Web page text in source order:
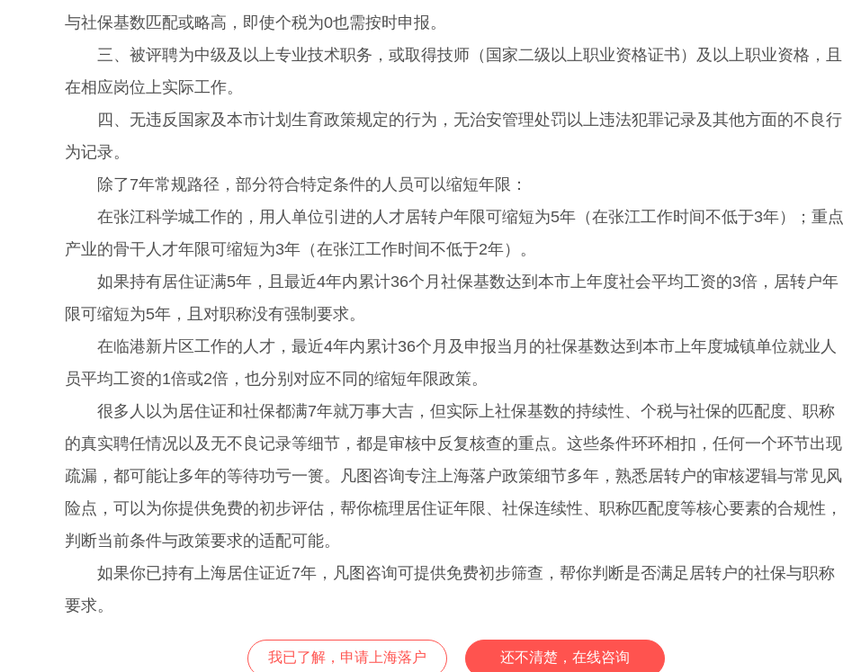
与社保基数匹配或略高，即使个税为0也需按时申报。
三、被评聘为中级及以上专业技术职务，或取得技师（国家二级以上职业资格证书）及以上职业资格，且
在相应岗位上实际工作。
四、无违反国家及本市计划生育政策规定的行为，无治安管理处罚以上违法犯罪记录及其他方面的不良行
为记录。
除了7年常规路径，部分符合特定条件的人员可以缩短年限：
在张江科学城工作的，用人单位引进的人才居转户年限可缩短为5年（在张江工作时间不低于3年）；重点
产业的骨干人才年限可缩短为3年（在张江工作时间不低于2年）。
如果持有居住证满5年，且最近4年内累计36个月社保基数达到本市上年度社会平均工资的3倍，居转户年
限可缩短为5年，且对职称没有强制要求。
在临港新片区工作的人才，最近4年内累计36个月及申报当月的社保基数达到本市上年度城镇单位就业人
员平均工资的1倍或2倍，也分别对应不同的缩短年限政策。
很多人以为居住证和社保都满7年就万事大吉，但实际上社保基数的持续性、个税与社保的匹配度、职称
的真实聘任情况以及无不良记录等细节，都是审核中反复核查的重点。这些条件环环相扣，任何一个环节出现
疏漏，都可能让多年的等待功亏一篑。凡图咨询专注上海落户政策细节多年，熟悉居转户的审核逻辑与常见风
险点，可以为你提供免费的初步评估，帮你梳理居住证年限、社保连续性、职称匹配度等核心要素的合规性，
判断当前条件与政策要求的适配可能。
如果你已持有上海居住证近7年，凡图咨询可提供免费初步筛查，帮你判断是否满足居转户的社保与职称
要求。
我已了解，申请上海落户 还不清楚，在线咨询